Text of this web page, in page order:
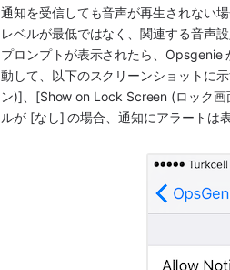
通知を受信しても音声が再生されない
レベルが最低ではなく、関連する音声
プロンプトが表示されたら、
動して、以下のスクリーンショットに
ン)]、[Show on Lock Screen (ロック
ルが [なし] の場合、通知にアラートは